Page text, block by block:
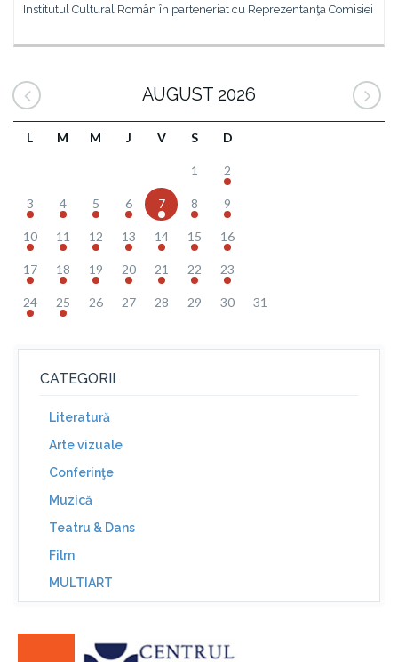
Institutul Cultural Român în parteneriat cu Reprezentanţa Comisiei
AUGUST 2026
L M M J V S D
1 2
3 4 5 6 7 8 9
10 11 12 13 14 15 16
17 18 19 20 21 22 23
24 25 26 27 28 29 30 31
CATEGORII
Literatură
Arte vizuale
Conferinţe
Muzică
Teatru & Dans
Film
MULTIART